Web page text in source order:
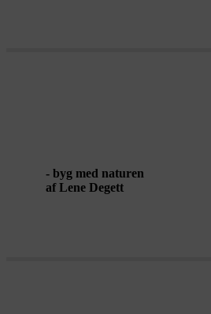
- byg med naturen
af Lene Degett